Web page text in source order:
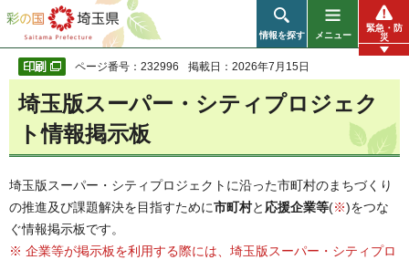
彩の国 埼玉県
情報を探す メニュー
緊急・防
災
ページ番号：232996 掲載日：2026年7月15日
埼玉版スーパー・シティプロジェク
ト情報掲示板
埼玉版スーパー・シティプロジェクトに沿った市町村のまちづくり
の推進及び課題解決を目指すために市町村と 応援企業等(※)をつな
ぐ情報掲示板です。
※ 企業等が掲示板を利用する際には、埼玉版スーパー・シティプロ